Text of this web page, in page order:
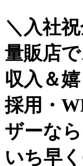
＼入社
量販店
収入＆
採用・
ザーな
いち早